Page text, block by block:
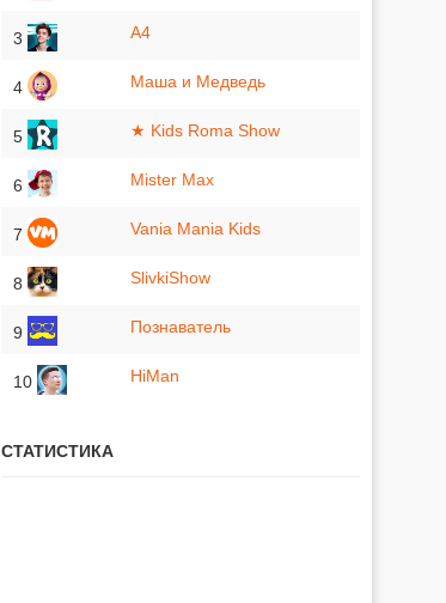
3 A4
4 Маша и Медведь
5 ★ Kids Roma Show
6 Mister Max
7 Vania Mania Kids
8 SlivkiShow
9 Познаватель
10 HiMan
СТАТИСТИКА